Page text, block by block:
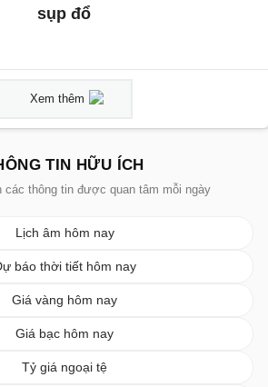
sụp đổ
Xem thêm
TIN HỮU ÍCH
các thông tin được quan tâm mỗi ngày
Lịch âm hôm nay
báo thời tiết hôm nay
Giá vàng hôm nay
Giá bạc hôm nay
Tỷ giá ngoại tệ